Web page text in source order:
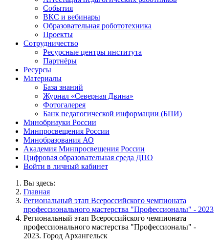
События
ВКС и вебинары
Образовательная робототехника
Проекты
Сотрудничество
Ресурсные центры института
Партнёры
Ресурсы
Материалы
База знаний
Журнал «Северная Двина»
Фотогалерея
Банк педагогической информации (БПИ)
Минобрнауки России
Минпросвещения России
Минобразования АО
Академия Минпросвещения России
Цифровая образовательная среда ДПО
Войти в личный кабинет
Вы здесь:
Главная
Региональный этап Всероссийского чемпионата
профессионального мастерства "Профессионалы" - 2023
Региональный этап Всероссийского чемпионата
профессионального мастерства "Профессионалы" -
2023. Город Архангельск